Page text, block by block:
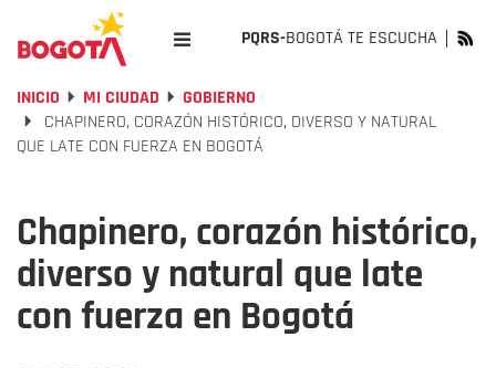
PQRS-BOGOTÁ TE ESCUCHA
INICIO MI CIUDAD
GOBIERNO
CHAPINERO, CORAZÓN HISTÓRICO, DIVERSO Y NATURAL
QUE LATE CON FUERZA EN BOGOTÁ
Chapinero, corazón histórico,
diverso y natural que late
con fuerza en Bogotá